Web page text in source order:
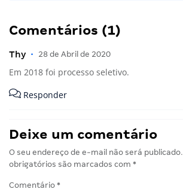
Comentários (1)
Thy • 28 de Abril de 2020
Em 2018 foi processo seletivo.
Responder
Deixe um comentário
O seu endereço de e-mail não será publicado.
obrigatórios são marcados com *
Comentário *